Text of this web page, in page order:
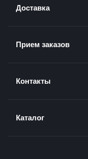
Доставка
Прием заказов
Контакты
Каталог